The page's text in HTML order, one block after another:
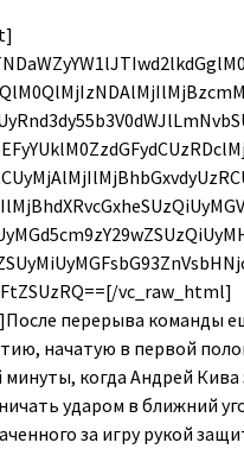
vc_raw_html]
перерыва команды
начатую в первой
минуты, когда Андрей Кива
ударом в ближний
за игру рукой